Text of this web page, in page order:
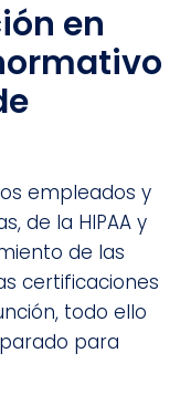
en
empleados y
de la HIPAA y
de las
certificaciones
todo ello
para